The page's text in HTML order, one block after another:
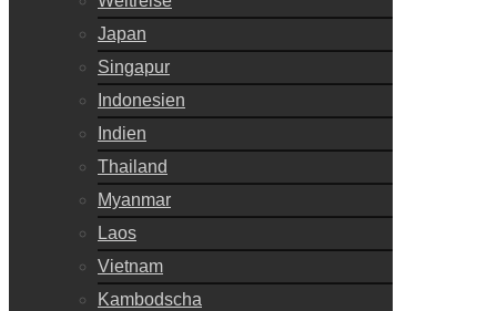
Japan
Singapur
Indonesien
Indien
Thailand
Myanmar
Laos
Vietnam
Kambodscha